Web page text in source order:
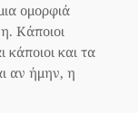
ομορφιά
Κάποιοι
κάποιοι και τα
αν ήμην, η